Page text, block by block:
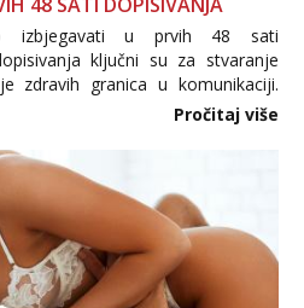
izbjegavati u prvih 48 sati
ključni su za stvaranje
zdravih granica u komunikaciji.
otkrivanje osobnih ili intimnih
osoba još nije zaslužila to
Pročitaj više